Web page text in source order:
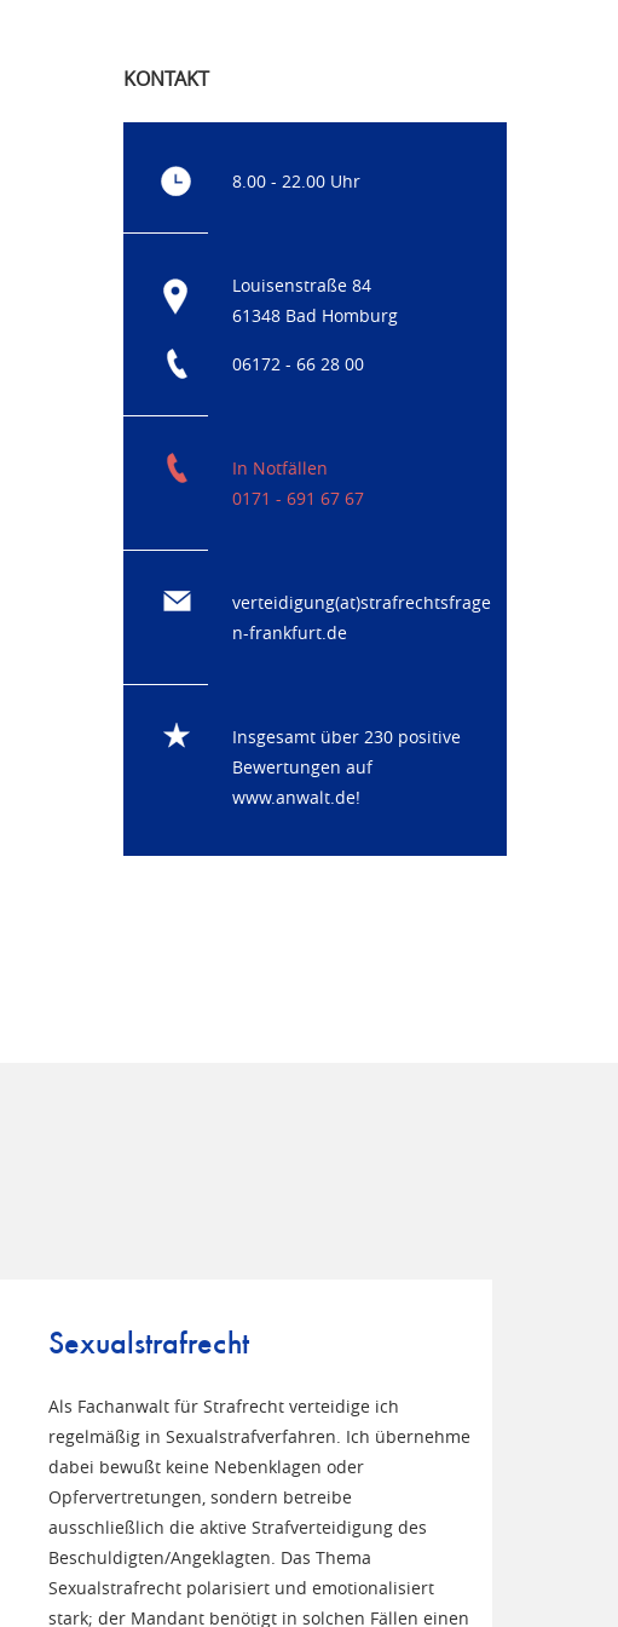
KONTAKT
8.00 - 22.00 Uhr
Louisenstraße 84
61348 Bad Homburg
06172 - 66 28 00
In Notfällen
0171 - 691 67 67
verteidigung(at)strafrechtsfrage
n-frankfurt.de
Insgesamt über 230 positive
Bewertungen auf
www.anwalt.de!
Sexualstrafrecht
Als Fachanwalt für Strafrecht verteidige ich
regelmäßig in Sexualstrafverfahren. Ich übernehme
dabei bewußt keine Nebenklagen oder
Opfervertretungen, sondern betreibe
ausschließlich die aktive Strafverteidigung des
Beschuldigten/Angeklagten. Das Thema
Sexualstrafrecht polarisiert und emotionalisiert
stark; der Mandant benötigt in solchen Fällen einen